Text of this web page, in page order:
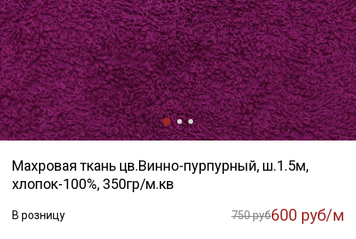
Махровая ткань цв.Винно-пурпурный, ш.1.5м,
хлопок-100%, 350гр/м.кв
В розницу 750 руб600 руб/м